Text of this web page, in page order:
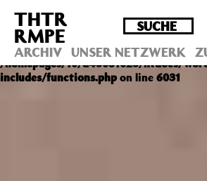
Deprecated : Die Funktion
Version 4.4.0 veraltet! Verwende
get_permalink(). in
/homepages/10/d43051023/htdocs/
includes/functions.php on line 6031
THTR
RMPE
ARCHIV UNSER NETZWERK